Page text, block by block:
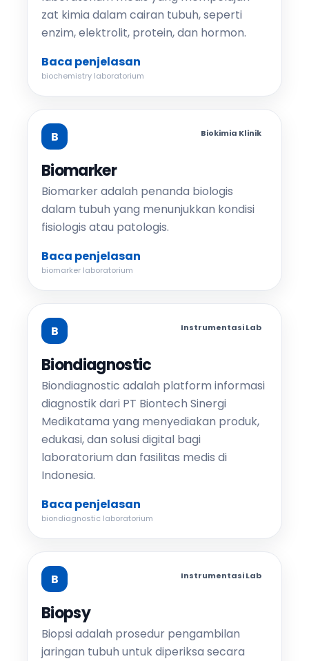
zat kimia dalam cairan tubuh, seperti
enzim, elektrolit, protein, dan hormon.
Baca penjelasan
biochemistry laboratorium
B Biokimia Klinik
Biomarker
Biomarker adalah penanda biologis
dalam tubuh yang menunjukkan kondisi
fisiologis atau patologis.
Baca penjelasan
biomarker laboratorium
B Instrumentasi Lab
Biondiagnostic
Biondiagnostic adalah platform informasi
diagnostik dari PT Biontech Sinergi
Medikatama yang menyediakan produk,
edukasi, dan solusi digital bagi
laboratorium dan fasilitas medis di
Indonesia.
Baca penjelasan
biondiagnostic laboratorium
B Instrumentasi Lab
Biopsy
Biopsi adalah prosedur pengambilan
jaringan tubuh untuk diperiksa secara